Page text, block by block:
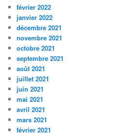
février 2022
janvier 2022
décembre 2021
novembre 2021
octobre 2021
septembre 2021
août 2021
juillet 2021
juin 2021
mai 2021
avril 2021
mars 2021
février 2021